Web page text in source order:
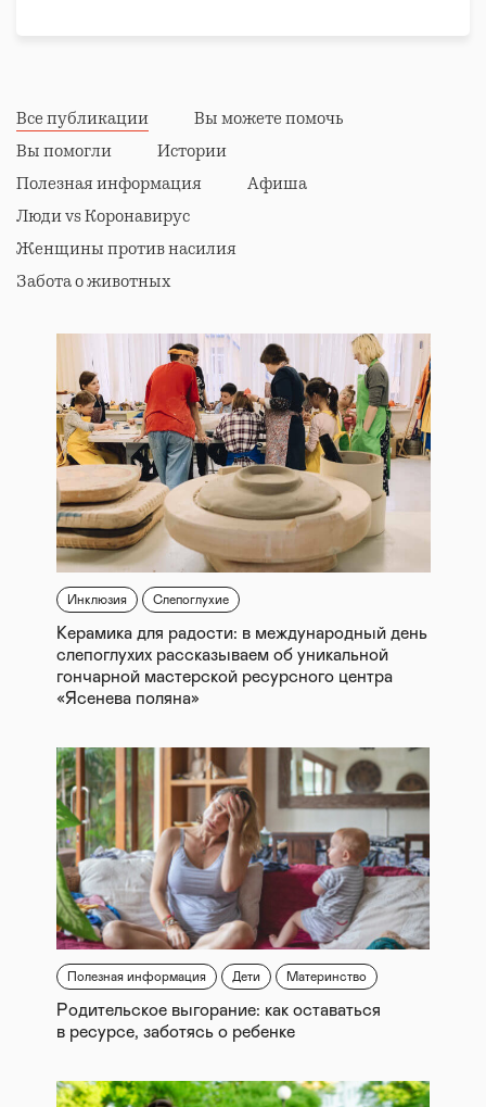
Все публикации
Вы можете помочь
Вы помогли
Истории
Полезная информация
Афиша
Люди vs Коронавирус
Женщины против насилия
Забота о животных
Инклюзия Слепоглухие
Керамика для радости: в международный день
слепоглухих рассказываем об уникальной
гончарной мастерской ресурсного центра
«Ясенева поляна»
Полезная информация Дети Материнство
Родительское выгорание: как оставаться
в ресурсе, заботясь о ребенке